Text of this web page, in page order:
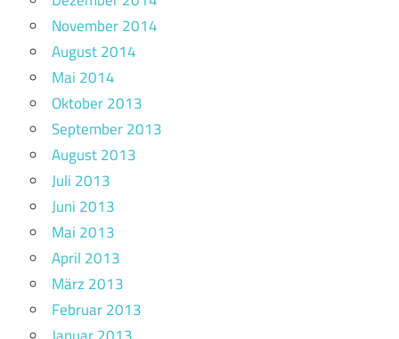
November 2014
August 2014
Mai 2014
Oktober 2013
September 2013
August 2013
Juli 2013
Juni 2013
Mai 2013
April 2013
März 2013
Februar 2013